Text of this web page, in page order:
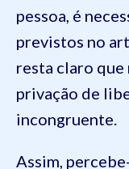
pessoa, é
previstos no
resta claro que
privação de
incongruente.
Assim,